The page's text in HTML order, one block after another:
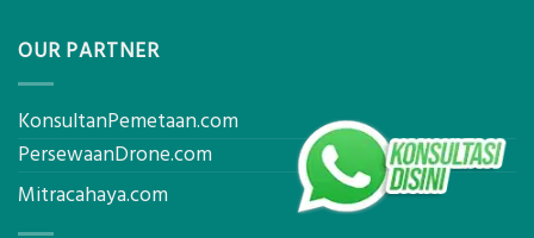
OUR PARTNER
KonsultanPemetaan.com
PersewaanDrone.com
Mitracahaya.com